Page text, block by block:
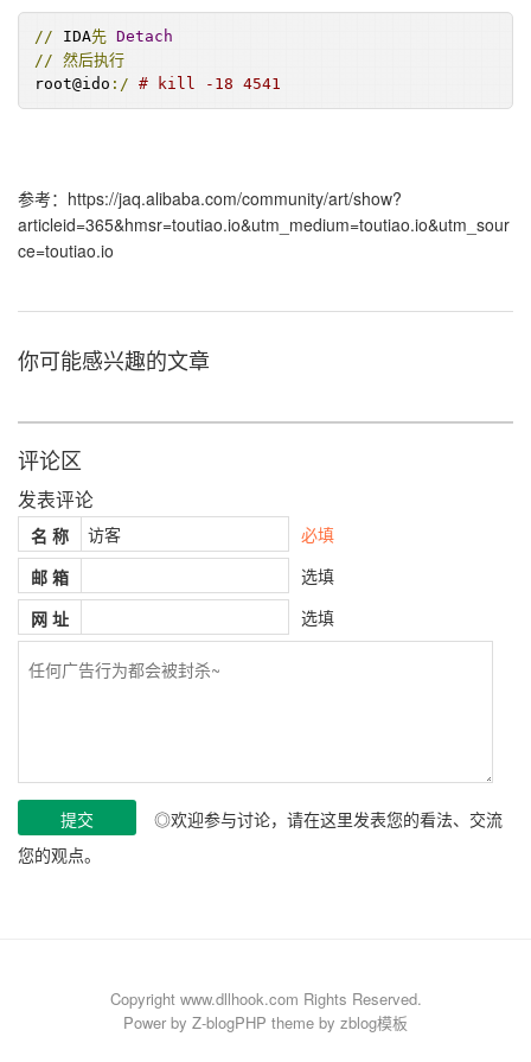
// IDA先 Detach
//
然后执行
root@ido :/ # kill -18 4541
参考：https://jaq.alibaba.com/community/art/show?
articleid=365&hmsr=toutiao.io&utm_medium=toutiao.io&utm_sour
ce=toutiao.io
你可能感兴趣的文章
评论区
发表评论
名 称
必填
邮 箱
选填
网 址
选填
◎欢迎参与讨论，请在这里发表您的看法、交流
您的观点。
Copyright www.dllhook.com Rights Reserved.
Power by Z-blogPHP theme by zblog模板